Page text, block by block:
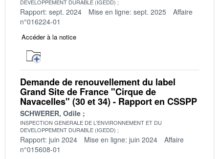
DEVELOPPEMENT DURABLE (IGEDD)
Rapport: sept. 2024 Mise en ligne: sept. 2025
Affaire
n°016224-01
Accéder à la notice
Demande de renouvellement du label
Grand Site de France "Cirque de
Navacelles" (30 et 34) - Rapport en CSSPP
SCHWERER, Odile
INSPECTION GENERALE DE L'ENVIRONNEMENT ET DU
DEVELOPPEMENT DURABLE (IGEDD)
Rapport: juin 2024 Mise en ligne: juin 2024
Affaire
n°015608-01